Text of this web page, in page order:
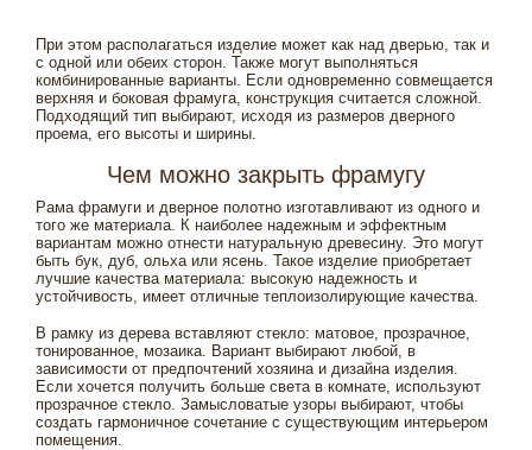
При этом располагаться изделие может как над дверью, так и
с одной или обеих сторон. Также могут выполняться
комбинированные варианты. Если одновременно совмещается
верхняя и боковая фрамуга, конструкция считается сложной.
Подходящий тип выбирают, исходя из размеров дверного
проема, его высоты и ширины.
Чем можно закрыть фрамугу
Рама фрамуги и дверное полотно изготавливают из одного и
того же материала. К наиболее надежным и эффектным
вариантам можно отнести натуральную древесину. Это могут
быть бук, дуб, ольха или ясень. Такое изделие приобретает
лучшие качества материала: высокую надежность и
устойчивость, имеет отличные теплоизолирующие качества.
В рамку из дерева вставляют стекло: матовое, прозрачное,
тонированное, мозаика. Вариант выбирают любой, в
зависимости от предпочтений хозяина и дизайна изделия.
Если хочется получить больше света в комнате, используют
прозрачное стекло. Замысловатые узоры выбирают, чтобы
создать гармоничное сочетание с существующим интерьером
помещения.